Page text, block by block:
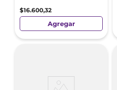
$16.600,32
Agregar